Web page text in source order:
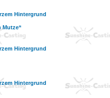
Hintergrund
Mutze“
Hintergrund
Hintergrund